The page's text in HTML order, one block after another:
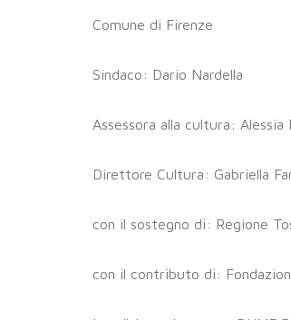
Comune di Firenze
Sindaco: Dario Nardella
Assessora alla cultura:
Direttore Cultura: Gabriella
con il sostegno di: Regione
con il contributo di: